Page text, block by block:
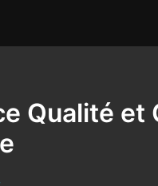
Qualité et